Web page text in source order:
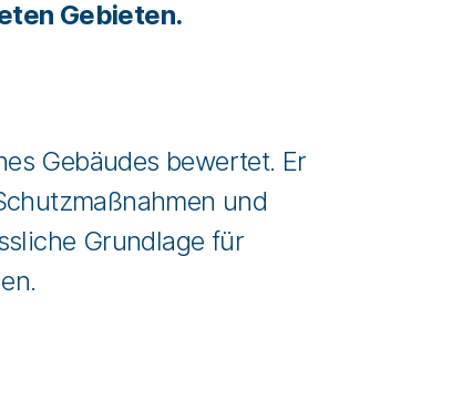
Gebieten.
Gebäudes bewertet. Er
und
Grundlage für